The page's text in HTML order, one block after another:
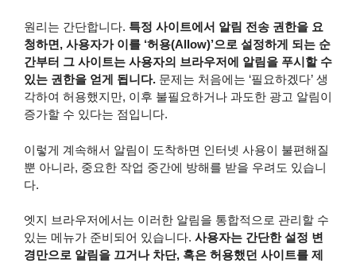
원리는 간단합니다. 특정 사이트에서 알림 전송 권한을 요
청하면, 사용자가 이를 ‘허용(Allow)’으로 설정하게 되는 순
간부터 그 사이트는 사용자의 브라우저에 알림을 푸시할 수
있는 권한을 얻게 됩니다. 문제는 처음에는 ‘필요하겠다’ 생
각하여 허용했지만, 이후 불필요하거나 과도한 광고 알림이
증가할 수 있다는 점입니다.
이렇게 계속해서 알림이 도착하면 인터넷 사용이 불편해질
뿐 아니라, 중요한 작업 중간에 방해를 받을 우려도 있습니
다.
엣지 브라우저에서는 이러한 알림을 통합적으로 관리할 수
있는 메뉴가 준비되어 있습니다. 사용자는 간단한 설정 변
경만으로 알림을 끄거나 차단, 혹은 허용했던 사이트를 제